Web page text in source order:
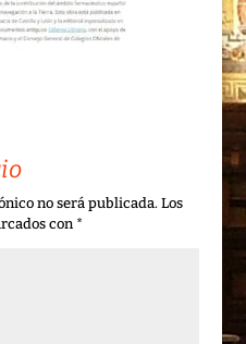
no será publicada. Los
con *